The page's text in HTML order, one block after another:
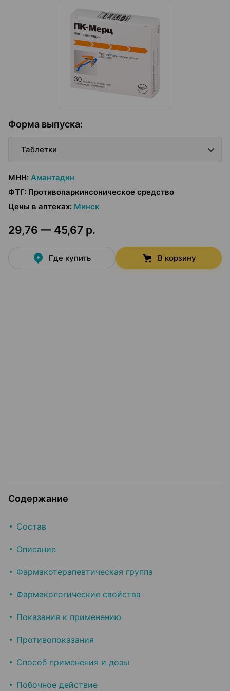
Форма выпуска:
Таблетки
МНН: Амантадин
ФТГ: Противопаркинсоническое средство
Цены в аптеках: Минск
29,76 — 45,67 р.
Где купить В корзину
Содержание
Состав
Описание
Фармакотерапевтическая группа
Фармакологические свойства
Показания к применению
Противопоказания
Способ применения и дозы
Побочное действие